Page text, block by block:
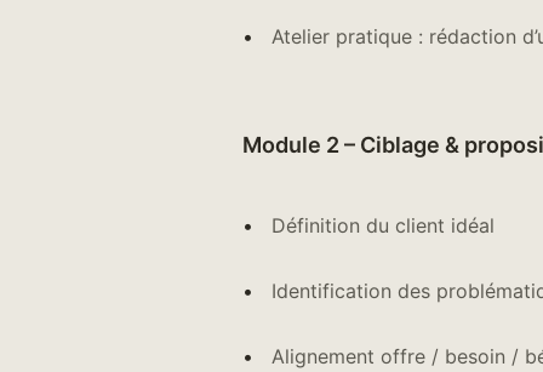
Atelier pratique : rédaction
Module 2 – Ciblage &
Définition du client idéal
Identification des
Alignement offre / besoin /